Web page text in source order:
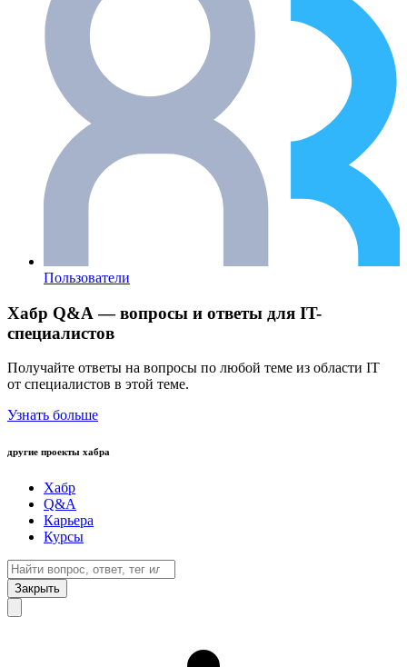
Пользователи
Хабр Q&A — вопросы и ответы для IT-
специалистов
Получайте ответы на вопросы по любой теме из области IT
от специалистов в этой теме.
Узнать больше
другие проекты хабра
Хабр
Q&A
Карьера
Курсы
Закрыть